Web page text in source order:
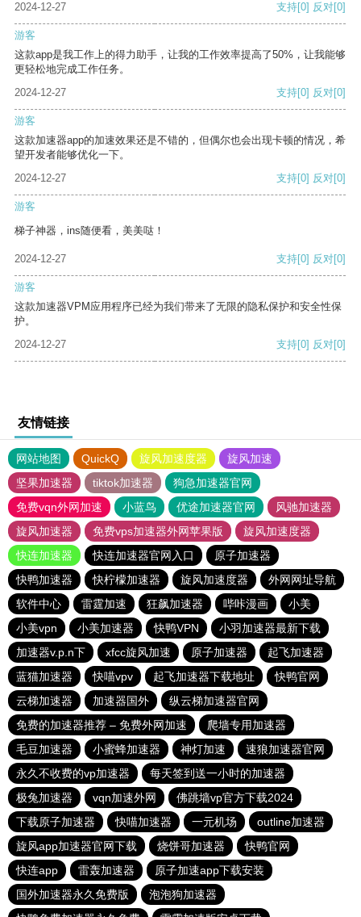
2024-12-27
支持[0] 反对[0]
游客
这款app是我工作上的得力助手，让我的工作效率提高了50%，让我能够
更轻松地完成工作任务。
2024-12-27
支持[0] 反对[0]
游客
这款加速器app的加速效果还是不错的，但偶尔也会出现卡顿的情况，希
望开发者能够优化一下。
2024-12-27
支持[0] 反对[0]
游客
梯子神器，ins随便看，美美哒！
2024-12-27 支持[0] 反对[0]
游客
这款加速器VPM应用程序已经为我们带来了无限的隐私保护和安全性保
护。
2024-12-27
支持[0] 反对[0]
友情链接
网站地图 QuickQ 旋风加速度器
旋风加速
坚果加速器
tiktok加速器
狗急加速器官网
免费vqn外网加速
小蓝鸟 优途加速器官网
风驰加速器
旋风加速器
免费vps加速器外网苹果版
旋风加速度器
快连加速器
快连加速器官网入口
原子加速器
快鸭加速器
快柠檬加速器 旋风加速度器
外网网址导航
软件中心
雷霆加速 狂飙加速器 哔咔漫画
小美
小美vpn
小美加速器 快鸭VPN
小羽加速器最新下载
加速器v.p.n下
xfcc旋风加速 原子加速器
起飞加速器
蓝猫加速器
快喵vpv 起飞加速器下载地址
快鸭官网
云梯加速器
加速器国外
纵云梯加速器官网
免费的加速器推荐 – 免费外网加速
爬墙专用加速器
毛豆加速器
小蜜蜂加速器 神灯加速
速狼加速器官网
永久不收费的vp加速器
每天签到送一小时的加速器
极兔加速器
vqn加速外网
佛跳墙vp官方下载2024
下载原子加速器
快喵加速器 一元机场
outline加速器
旋风app加速器官网下载
烧饼哥加速器
快鸭官网
快连app
雷轰加速器
原子加速app下载安装
国外加速器永久免费版
泡泡狗加速器